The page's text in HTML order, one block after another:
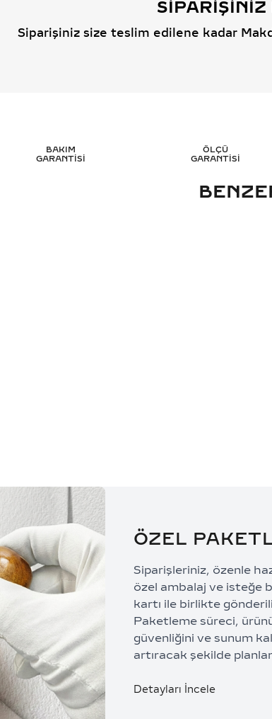
SIPARIŞINIZ
Siparişiniz size teslim edilene kadar
BAKIM
GARANTİSİ
ÖLÇÜ
GARANTİSİ
ÖZEL
Siparişleriniz, özenle
özel ambalaj ve isteğe
kartı ile birlikte
Paketleme süreci,
güvenliğini ve sunum
artıracak şekilde
Detayları İncele